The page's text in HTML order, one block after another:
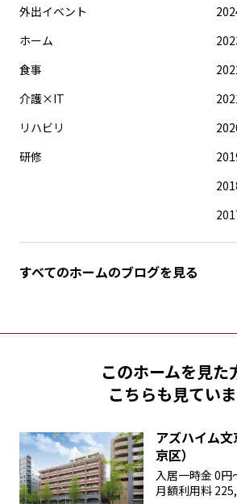
外出イベント
ホーム
食事
介護×IT
リハビリ
研修
すべてのホームのブログを見る
このホームを見た
こちらも見てい
アズハイム
京区）
入居一時金 0円
月額利用料